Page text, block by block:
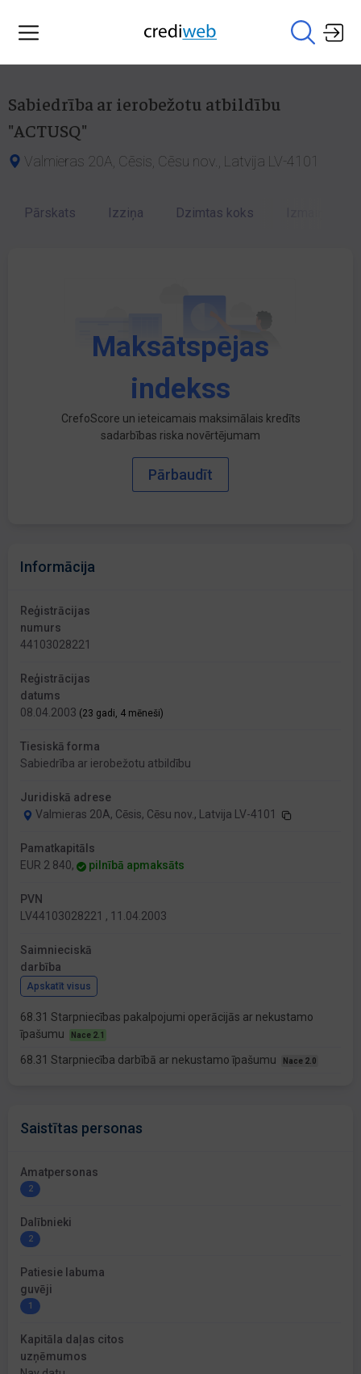
Sabiedrība ar ierobežotu atbildību
"ACTUSQ"
Valmieras 20A, Cēsis, Cēsu nov., Latvija LV-4101
Pārskats Izziņa Dzimtas koks
Maksātspējas
indekss
CrefoScore un ieteicamais maksimālais kredīts
sadarbības riska novērtējumam
Pārbaudīt
Informācija
Reģistrācijas
numurs
44103028221
Reģistrācijas
datums
08.04.2003 (23 gadi, 4 mēneši)
Tiesiskā forma
Sabiedrība ar ierobežotu atbildību
Juridiskā adrese
Valmieras 20A, Cēsis, Cēsu nov., Latvija LV-4101
Pamatkapitāls
EUR 2 840,
pilnībā apmaksāts
PVN
LV44103028221 , 11.04.2003
Saimnieciskā
darbība
Apskatīt visus
68.31 Starpniecības pakalpojumi operācijās ar nekustamo
īpašumu
Nace 2.1
68.31 Starpniecība darbībā ar nekustamo īpašumu Nace 2.0
Saistītas personas
Amatpersonas
2
Dalībnieki
2
Patiesie labuma
guvēji
1
Kapitāla daļas citos
uzņēmumos